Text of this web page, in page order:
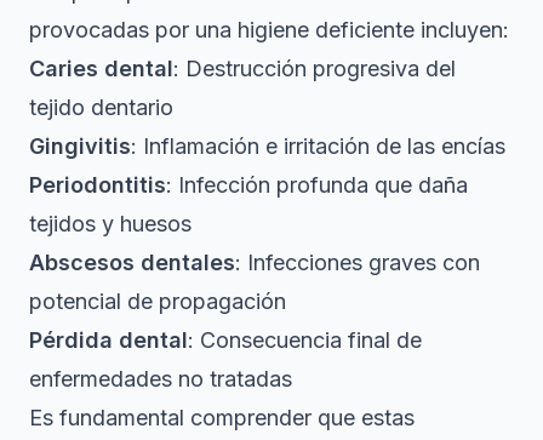
provocadas por una higiene deficiente incluyen:
Caries dental: Destrucción progresiva del
tejido dentario
Gingivitis: Inflamación e irritación de las encías
Periodontitis: Infección profunda que daña
tejidos y huesos
Abscesos dentales: Infecciones graves con
potencial de propagación
Pérdida dental: Consecuencia final de
enfermedades no tratadas
Es fundamental comprender que estas